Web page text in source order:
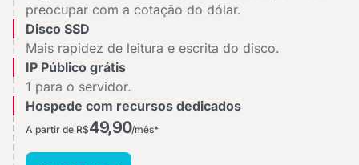
preocupar com a cotação do dólar.
Disco SSD
Mais rapidez de leitura e escrita do disco.
IP Público grátis
1 para o servidor.
Hospede com recursos dedicados
A partir de R$49,90/mês*